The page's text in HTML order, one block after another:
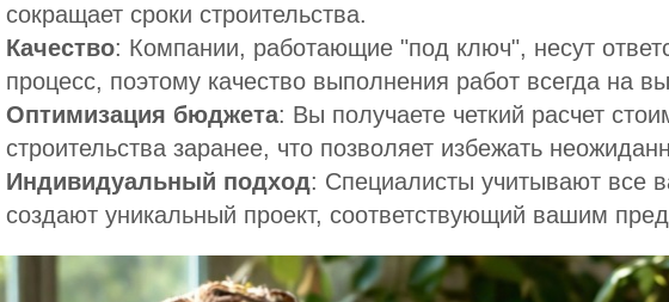
сокращает сроки строительства.
Качество: Компании, работающие "под ключ", несут
процесс, поэтому качество выполнения работ всегда на
Оптимизация бюджета: Вы получаете четкий расчет
строительства заранее, что позволяет избежать
Индивидуальный подход: Специалисты учитывают все
создают уникальный проект, соответствующий вашим